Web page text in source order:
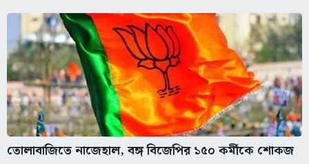
তোলাবাজিতে নাজেহাল, বঙ্গ বিজেপির ১৫০ কর্মীকে শোকজ